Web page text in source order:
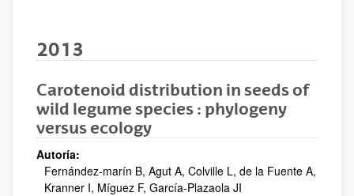
2013
Carotenoid distribution in seeds of
wild legume species : phylogeny
versus ecology
Autoría:
Fernández-marín B, Agut A, Colville L, de la Fuente A,
Kranner I, Míguez F, García-Plazaola JI